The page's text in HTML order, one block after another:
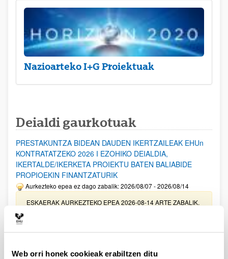
Web orri honek cookieak erabiltzen ditu
Nazioarteko I+G Proiektuak
Deialdi gaurkotuak
PRESTAKUNTZA BIDEAN DAUDEN IKERTZAILEAK EHUn
KONTRATATZEKO 2026 I EZOHIKO DEIALDIA,
IKERTALDE/IKERKETA PROIEKTU BATEN BALIABIDE
PROPIOEKIN FINANTZATURIK
Aurkezteko epea ez dago zabalik: 2026/08/07 - 2026/08/14
ESKAERAK AURKEZTEKO EPEA 2026-08-14 ARTE ZABALIK.
UPV/EHUn Azpiegitura Zientifikoa eta Funts Bibliografikoak